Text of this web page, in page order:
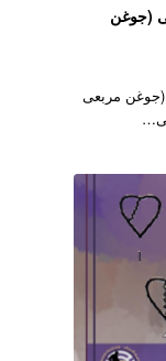
(جوغن
مربعی